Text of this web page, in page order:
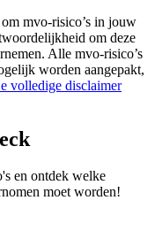
mvo-risico’s in jouw
om deze
Alle mvo-risico’s
worden aangepakt,
volledige disclaimer
en ontdek welke
moet worden!